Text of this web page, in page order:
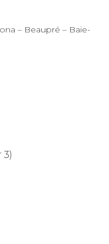
– Beaupré – Baie-